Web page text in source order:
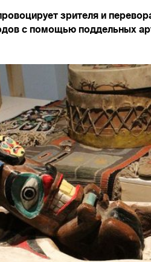
зрителя и
с помощью поддельных